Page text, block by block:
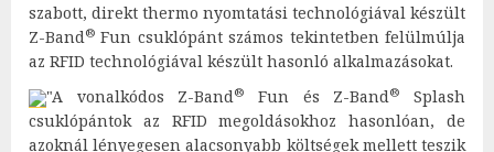
szabott, direkt thermo nyomtatási technológiával készült
Z-Band® Fun csuklópánt számos tekintetben felülmúlja
az RFID technológiával készült hasonló alkalmazásokat.
"A vonalkódos Z-Band® Fun és Z-Band®
Splash
csuklópántok az RFID megoldásokhoz hasonlóan, de
azoknál lényegesen alacsonyabb költségek mellett teszik